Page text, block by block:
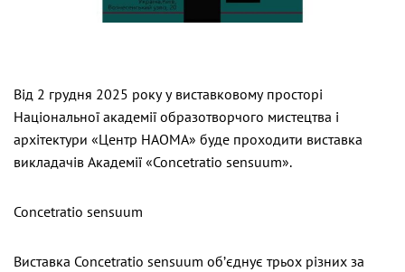
Від 2 грудня 2025 року у виставковому просторі
Національної академії образотворчого мистецтва і
архітектури «Центр НАОМА» буде проходити виставка
викладачів Академії «Concetratio sensuum».
Concetratio sensuum
Виставка Concetratio sensuum об’єднує трьох різних за